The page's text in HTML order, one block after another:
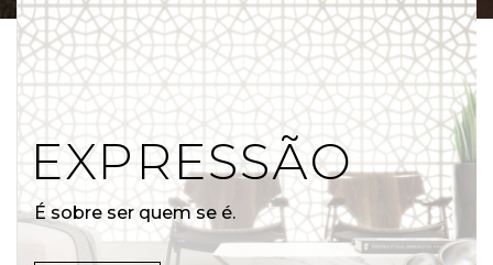
EXPRESSÃO
É sobre ser quem se é.